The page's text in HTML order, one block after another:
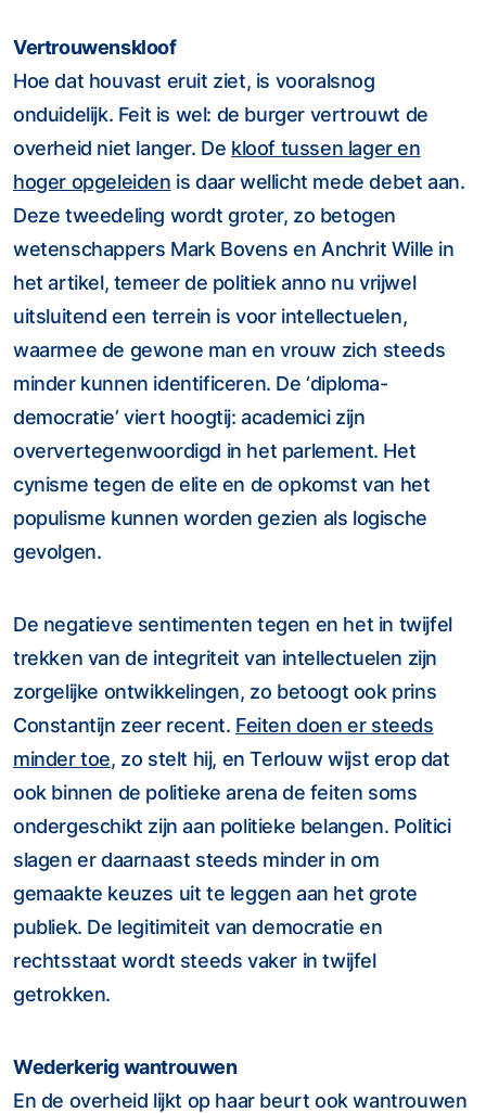
Vertrouwenskloof
Hoe dat houvast eruit ziet, is vooralsnog
onduidelijk. Feit is wel: de burger vertrouwt de
overheid niet langer. De kloof tussen lager en
hoger opgeleiden is daar wellicht mede debet aan.
Deze tweedeling wordt groter, zo betogen
wetenschappers Mark Bovens en Anchrit Wille in
het artikel, temeer de politiek anno nu vrijwel
uitsluitend een terrein is voor intellectuelen,
waarmee de gewone man en vrouw zich steeds
minder kunnen identificeren. De ‘diploma-
democratie’ viert hoogtij: academici zijn
oververtegenwoordigd in het parlement. Het
cynisme tegen de elite en de opkomst van het
populisme kunnen worden gezien als logische
gevolgen.
De negatieve sentimenten tegen en het in twijfel
trekken van de integriteit van intellectuelen zijn
zorgelijke ontwikkelingen, zo betoogt ook prins
Constantijn zeer recent. Feiten doen er steeds
minder toe, zo stelt hij, en Terlouw wijst erop dat
ook binnen de politieke arena de feiten soms
ondergeschikt zijn aan politieke belangen. Politici
slagen er daarnaast steeds minder in om
gemaakte keuzes uit te leggen aan het grote
publiek. De legitimiteit van democratie en
rechtsstaat wordt steeds vaker in twijfel
getrokken.
Wederkerig wantrouwen
En de overheid lijkt op haar beurt ook wantrouwen